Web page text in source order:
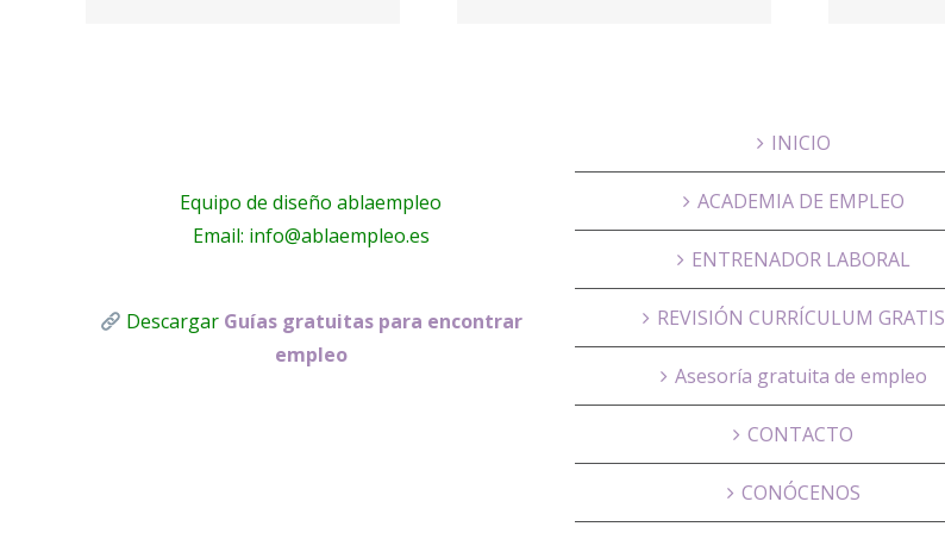
Equipo de diseño ablaempleo
Email: info@ablaempleo.es
Descargar Guías gratuitas para encontrar
empleo
INICIO
ACADEMIA DE EMPLEO
ENTRENADOR LABORAL
REVISIÓN CURRÍCULUM GRATIS
Asesoría gratuita de empleo
CONTACTO
CONÓCENOS